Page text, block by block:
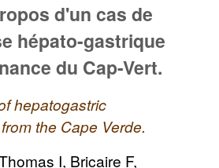
d'un cas de
hépato-gastrique
du Cap-Vert.
hepatogastric
the Cape Verde.
I, Bricaire F,